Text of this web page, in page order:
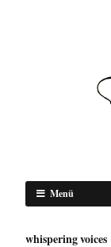
Menü
whispering voices